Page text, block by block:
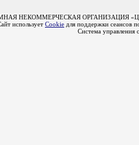
НЕКОММЕРЧЕСКАЯ ОРГАНИЗАЦИЯ
использует Cookie для поддержки сеансов
Система управления